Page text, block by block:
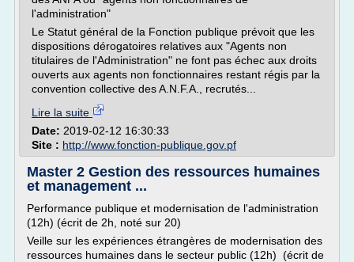
l'administration"
Le Statut général de la Fonction publique prévoit que les
dispositions dérogatoires relatives aux "Agents non
titulaires de l'Administration" ne font pas échec aux droits
ouverts aux agents non fonctionnaires restant régis par la
convention collective des A.N.F.A., recrutés...
Lire la suite
Date: 2019-02-12 16:30:33
Site : http://www.fonction-publique.gov.pf
Master 2 Gestion des ressources humaines
et management ...
Performance publique et modernisation de l'administration
(12h) (écrit de 2h, noté sur 20)
Veille sur les expériences étrangères de modernisation des
ressources humaines dans le secteur public (12h) (écrit de